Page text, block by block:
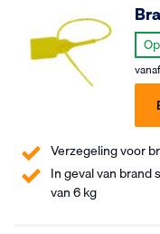
Verzegeling voor
In geval van
van 6 kg